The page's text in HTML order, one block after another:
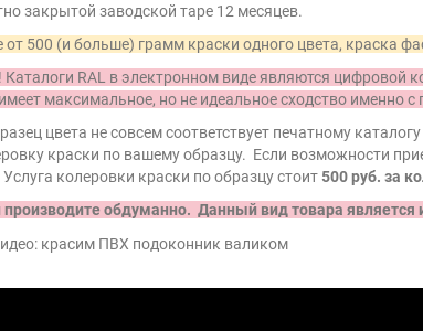
закрытой заводской таре 12 месяцев.
500 (и больше) грамм краски одного цвета, краска
RAL в электронном виде являются цифровой
максимальное, но не идеальное сходство именно
цвета не совсем соответствует печатному
краски по вашему образцу. Если возможности
колеровки краски по образцу стоит500 руб. за
производите обдуманно. Данный вид товара
красим ПВХ подоконник валиком